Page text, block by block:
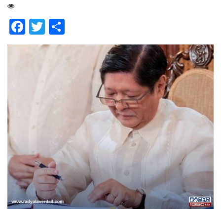
Facebook
Twitter